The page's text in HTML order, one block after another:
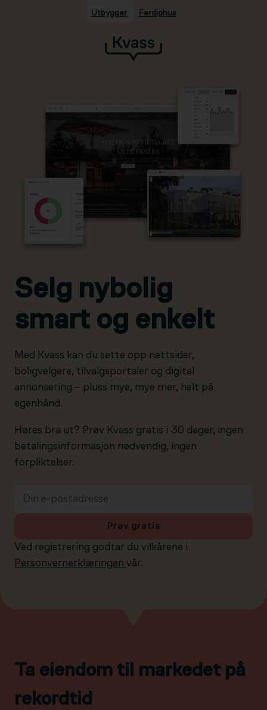
Hopp til hovedinnhold
Utbygger Ferdighus
Selg nybolig
smart og enkelt
Med Kvass kan du sette opp nettsider,
boligvelgere, tilvalgsportaler og digital
annonsering – pluss mye, mye mer, helt på
egenhånd.
Høres bra ut? Prøv Kvass gratis i 30 dager, ingen
betalingsinformasjon nødvendig, ingen
forpliktelser.
Ved registrering godtar du vilkårene i
Personvernerklæringen vår.
Prøv gratis
Ta eiendom til markedet på
rekordtid